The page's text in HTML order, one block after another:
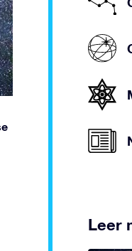
Leer